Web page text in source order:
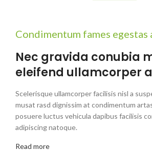
Condimentum fames egestas
Nec gravida conubia
eleifend ullamcorper
Scelerisque ullamcorper facilisis nisl a
musat rasd dignissim at condimentum
posuere luctus vehicula dapibus facilisis
adipiscing natoque.
Read more